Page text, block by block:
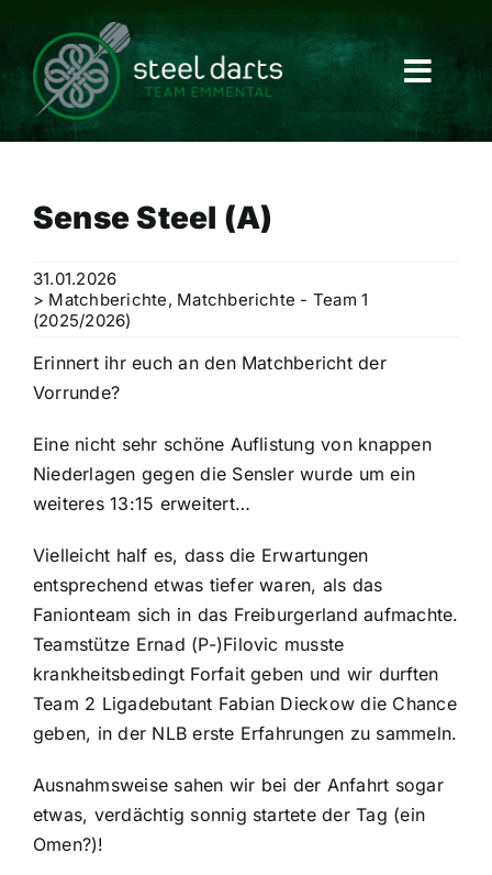
content
Sense Steel (A)
31.01.2026
> Matchberichte, Matchberichte - Team 1
(2025/2026)
Erinnert ihr euch an den Matchbericht der
Vorrunde?
Eine nicht sehr schöne Auflistung von knappen
Niederlagen gegen die Sensler wurde um ein
weiteres 13:15 erweitert…
Vielleicht half es, dass die Erwartungen
entsprechend etwas tiefer waren, als das
Fanionteam sich in das Freiburgerland aufmachte.
Teamstütze Ernad (P-)Filovic musste
krankheitsbedingt Forfait geben und wir durften
Team 2 Ligadebutant Fabian Dieckow die Chance
geben, in der NLB erste Erfahrungen zu sammeln.
Ausnahmsweise sahen wir bei der Anfahrt sogar
etwas, verdächtig sonnig startete der Tag (ein
Omen?)!